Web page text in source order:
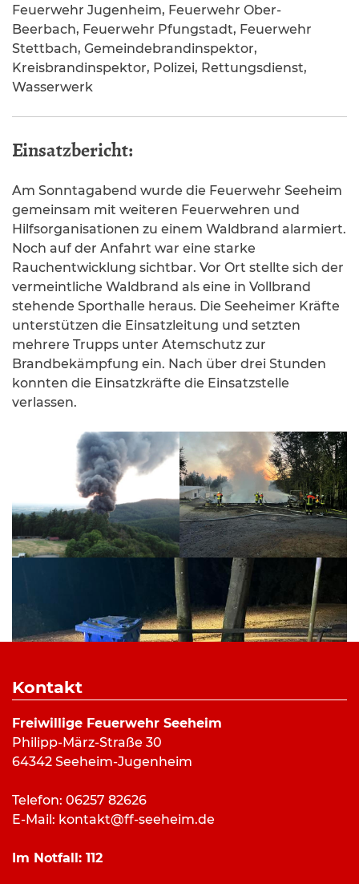
Feuerwehr Jugenheim, Feuerwehr Ober-
Beerbach, Feuerwehr Pfungstadt, Feuerwehr
Stettbach, Gemeindebrandinspektor,
Kreisbrandinspektor, Polizei, Rettungsdienst,
Wasserwerk
Einsatzbericht:
Am Sonntagabend wurde die Feuerwehr Seeheim
gemeinsam mit weiteren Feuerwehren und
Hilfsorganisationen zu einem Waldbrand alarmiert.
Noch auf der Anfahrt war eine starke
Rauchentwicklung sichtbar. Vor Ort stellte sich der
vermeintliche Waldbrand als eine in Vollbrand
stehende Sporthalle heraus. Die Seeheimer Kräfte
unterstützen die Einsatzleitung und setzten
mehrere Trupps unter Atemschutz zur
Brandbekämpfung ein. Nach über drei Stunden
konnten die Einsatzkräfte die Einsatzstelle
verlassen.
Einsatz 0632023 – Rauchentwicklung:
Kontakt
Freiwillige Feuerwehr Seeheim
Philipp-März-Straße 30
64342 Seeheim-Jugenheim
Telefon: 06257 82626
E-Mail: kontakt@ff-seeheim.de
Im Notfall:112